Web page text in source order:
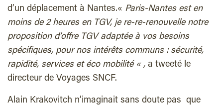
d’un déplacement à Nantes.« Paris-Nantes est en
moins de 2 heures en TGV, je re-re-renouvelle notre
proposition d’offre TGV adaptée à vos besoins
spécifiques, pour nos intérêts communs : sécurité,
rapidité, services et éco mobilité « , a tweeté le
directeur de Voyages SNCF.
Alain Krakovitch n’imaginait sans doute pas que